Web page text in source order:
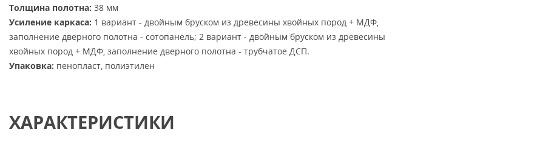
Толщина полотна: 38 мм
Усиление каркаса: 1 вариант - двойным бруском из древесины хвойных пород + МДФ,
заполнение дверного полотна - сотопанель; 2 вариант - двойным бруском из древесины
хвойных пород + МДФ, заполнение дверного полотна - трубчатое ДСП.
Упаковка: пенопласт, полиэтилен
ХАРАКТЕРИСТИКИ